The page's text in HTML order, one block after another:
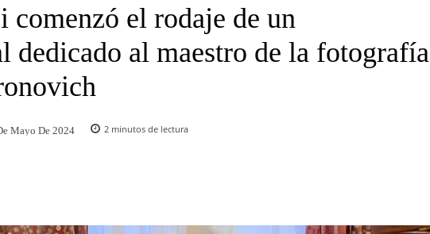
comenzó el rodaje de un
dedicado al maestro de la fotografía
Mayo De 2024 2 minutos de lectura